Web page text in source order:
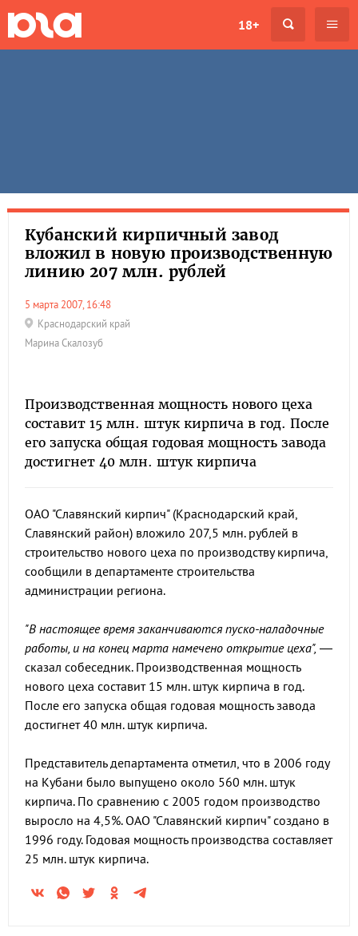
18+
Кубанский кирпичный завод
вложил в новую производственную
линию 207 млн. рублей
5 марта 2007, 16:48
Краснодарский край
Марина Скалозуб
Производственная мощность нового цеха
составит 15 млн. штук кирпича в год. После
его запуска общая годовая мощность завода
достигнет 40 млн. штук кирпича
ОАО "Славянский кирпич" (Краснодарский край,
Славянский район) вложило 207,5 млн. рублей в
строительство нового цеха по производству кирпича,
сообщили в департаменте строительства
администрации региона.
"В настоящее время заканчиваются пуско-наладочные
работы, и на конец марта намечено открытие цеха", —
сказал собеседник. Производственная мощность
нового цеха составит 15 млн. штук кирпича в год.
После его запуска общая годовая мощность завода
достигнет 40 млн. штук кирпича.
Представитель департамента отметил, что в 2006 году
на Кубани было выпущено около 560 млн. штук
кирпича. По сравнению с 2005 годом производство
выросло на 4,5%. ОАО "Славянский кирпич" создано в
1996 году. Годовая мощность производства составляет
25 млн. штук кирпича.